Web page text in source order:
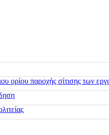
ορίου παροχής σίτισης των